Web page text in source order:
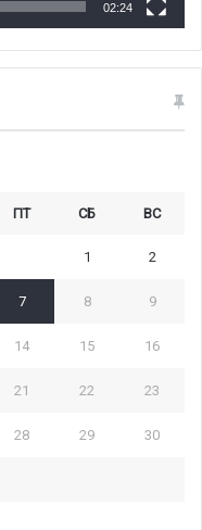
02:24
ПТ СБ ВС
1 2
7 8 9
14 15 16
21 22 23
28 29 30